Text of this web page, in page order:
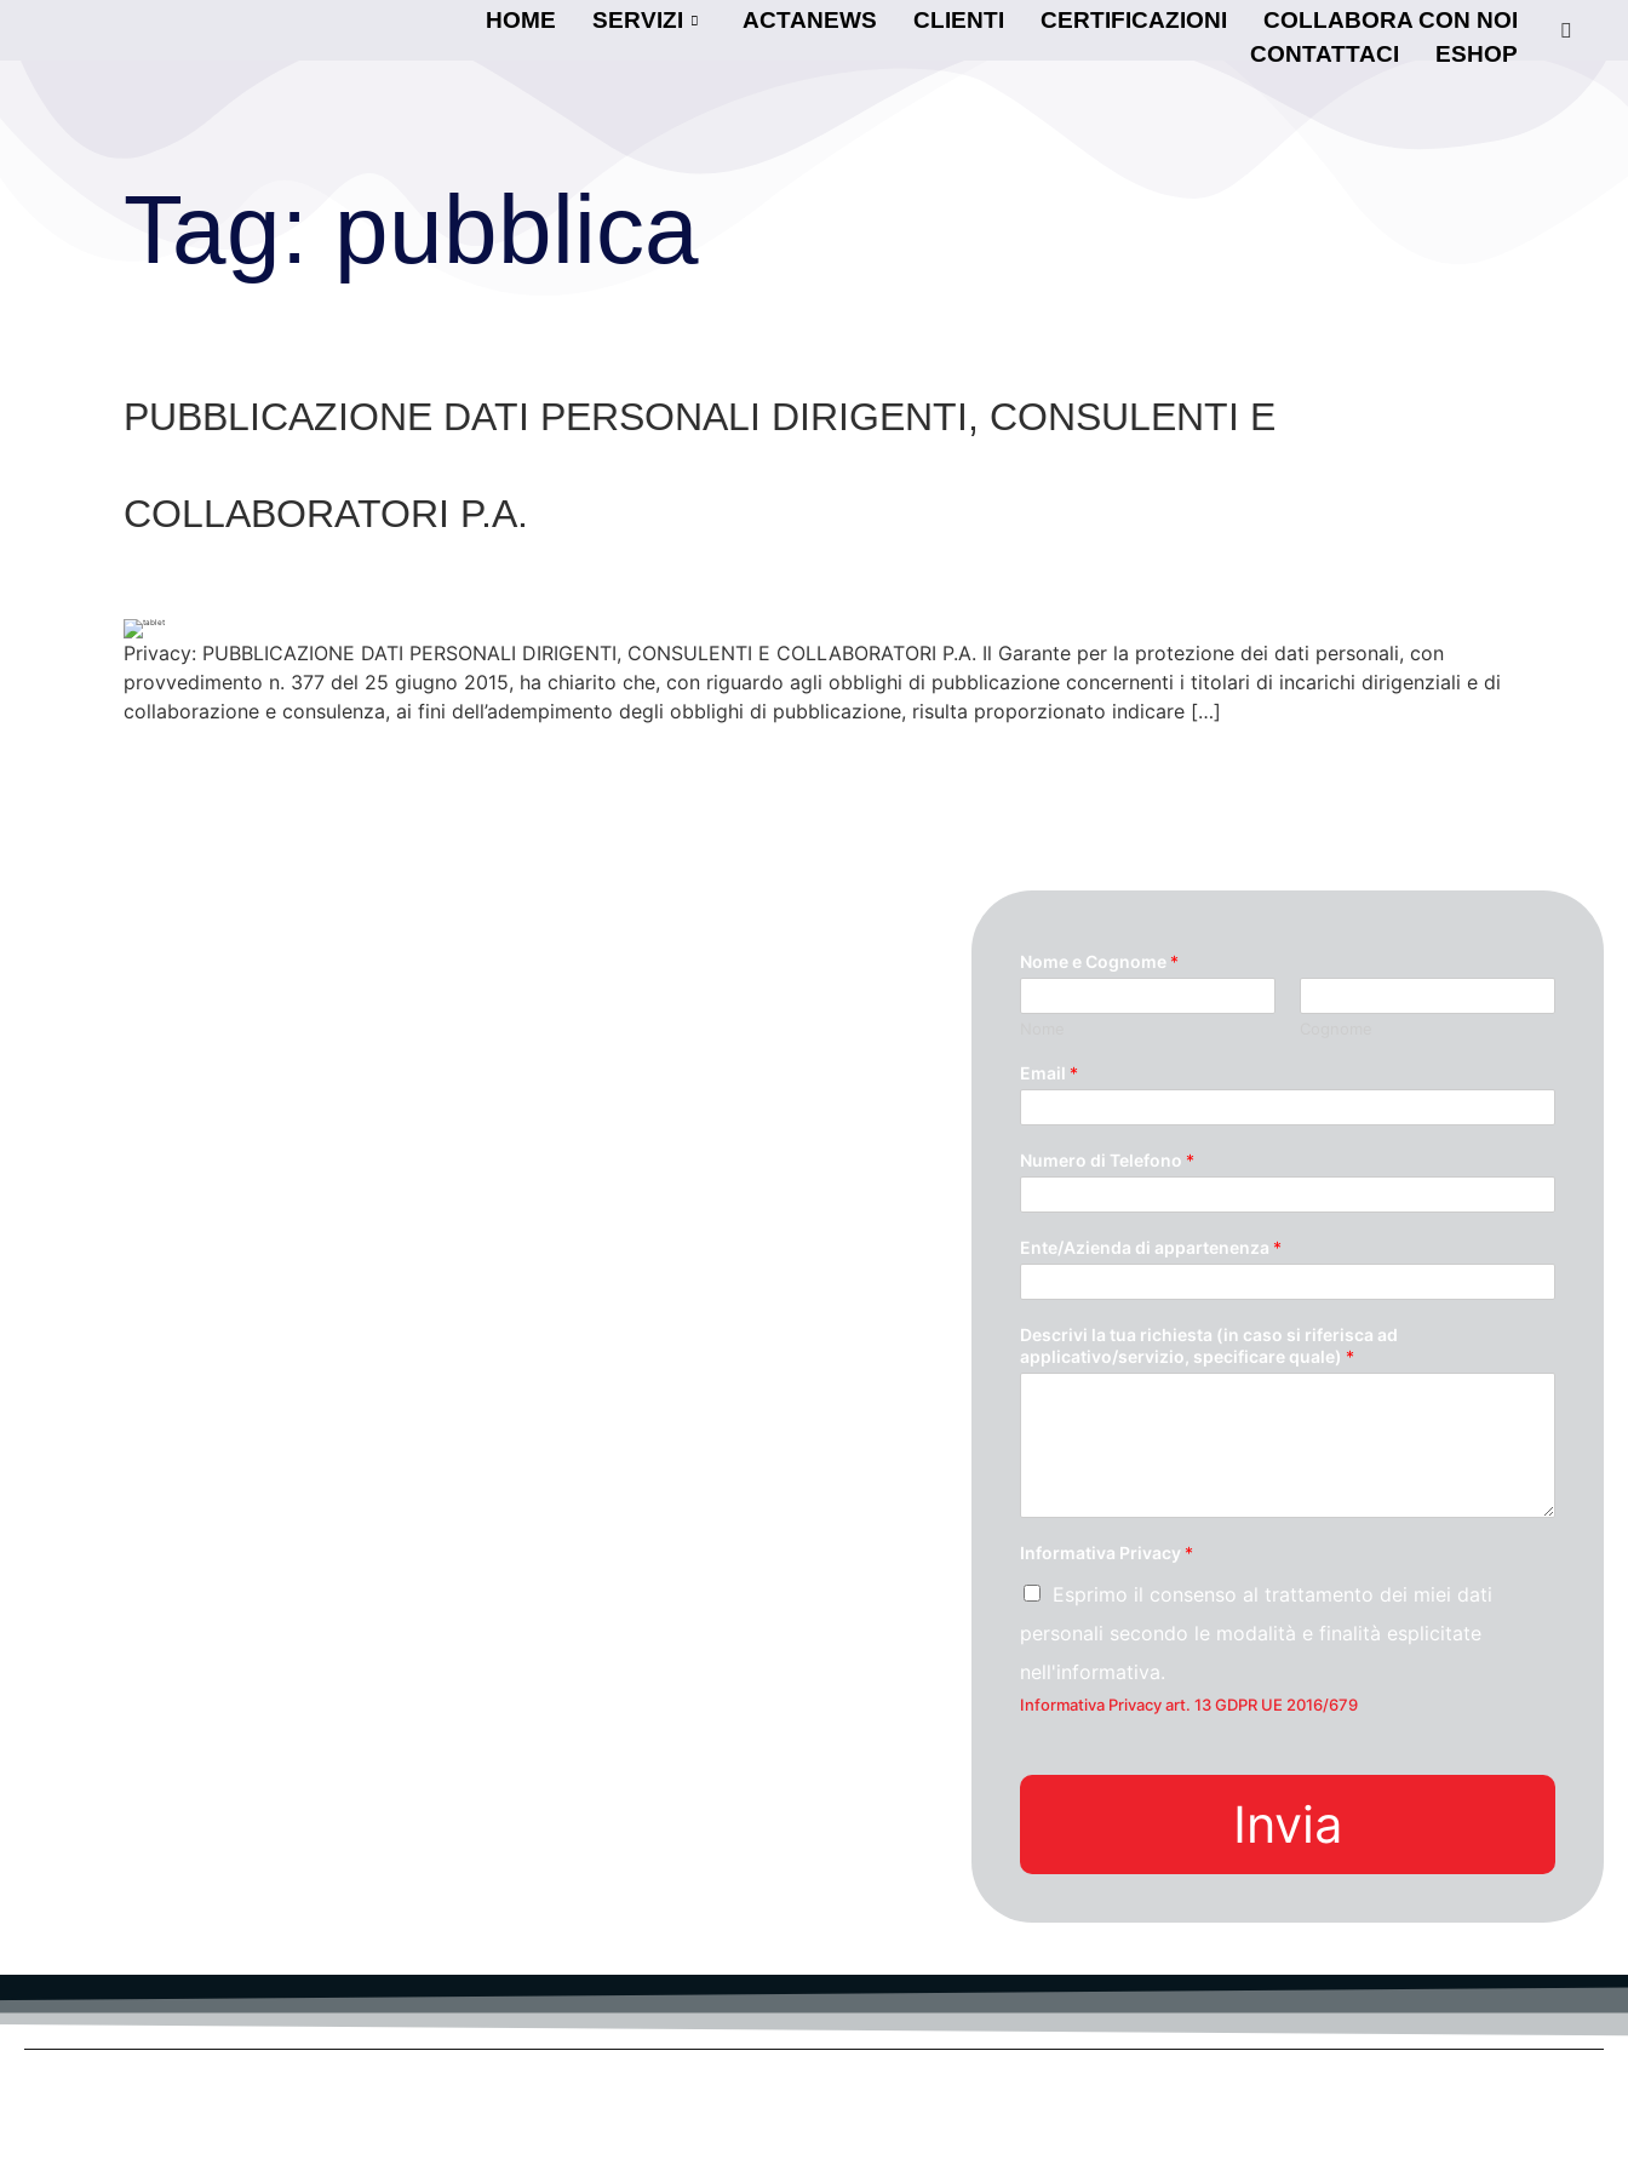
HOME SERVIZI ACTANEWS CLIENTI CERTIFICAZIONI
COLLABORA CON NOI
CONTATTACI
ESHOP
Tag: pubblica
PUBBLICAZIONE DATI PERSONALI DIRIGENTI, CONSULENTI E
COLLABORATORI P.A.
Privacy: PUBBLICAZIONE DATI PERSONALI DIRIGENTI, CONSULENTI E COLLABORATORI P.A. Il Garante per la protezione dei dati personali, con
provvedimento n. 377 del 25 giugno 2015, ha chiarito che, con riguardo agli obblighi di pubblicazione concernenti i titolari di incarichi dirigenziali e di
collaborazione e consulenza, ai fini dell’adempimento degli obblighi di pubblicazione, risulta proporzionato indicare […]
Nome e Cognome *
Email *
Numero di Telefono *
Ente/Azienda di appartenenza *
Descrivi la tua richiesta (in caso si riferisca ad
applicativo/servizio, specificare quale) *
Informativa Privacy *
Esprimo il consenso al trattamento dei miei dati
personali secondo le modalità e finalità esplicitate
nell'informativa.
Informativa Privacy art. 13 GDPR UE 2016/679
Invia